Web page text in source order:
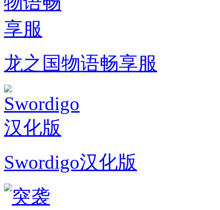
龙之国物语畅享服
Swordigo汉化版